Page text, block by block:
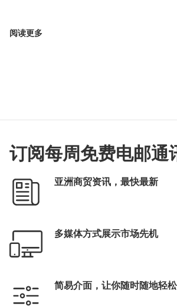
阅读更多
订阅每周免费电邮通
亚洲商贸资讯，最快最新
多媒体方式展示市场先机
简易介面，让你随时随地轻